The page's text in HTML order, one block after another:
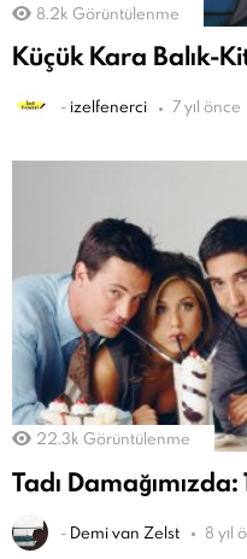
8.2k Görüntülenme
Küçük Kara Balık-
- izelfenerci 7 yıl önce
22.3k Görüntülenme
Tadı
- Demi van Zelst 8 yıl